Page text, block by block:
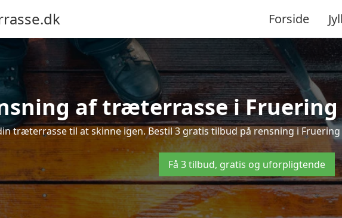
Forside
af træterrasse i
træterrasse til at skinne igen. Bestil 3 gratis tilbud på rensning i
Få 3 tilbud, gratis og uforpligtende